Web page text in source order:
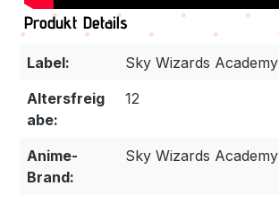
Produkt Details
Label:
Sky Wizards Academy
Altersfreig
abe:
12
Anime-
Brand:
Sky Wizards Academy